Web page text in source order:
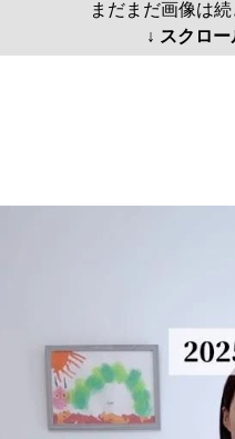
まだまだ画像は
↓ スクロ